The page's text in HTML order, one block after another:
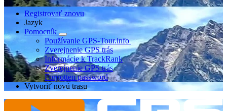
Registrovať znovu
Jazyk
Pomocník
Používanie GPS-Tour.info
Zverejnenie GPS trás
Informácie k TrackRank
Zverejnenie GPS trás
Forgotten password
Vytvoriť novú trasu